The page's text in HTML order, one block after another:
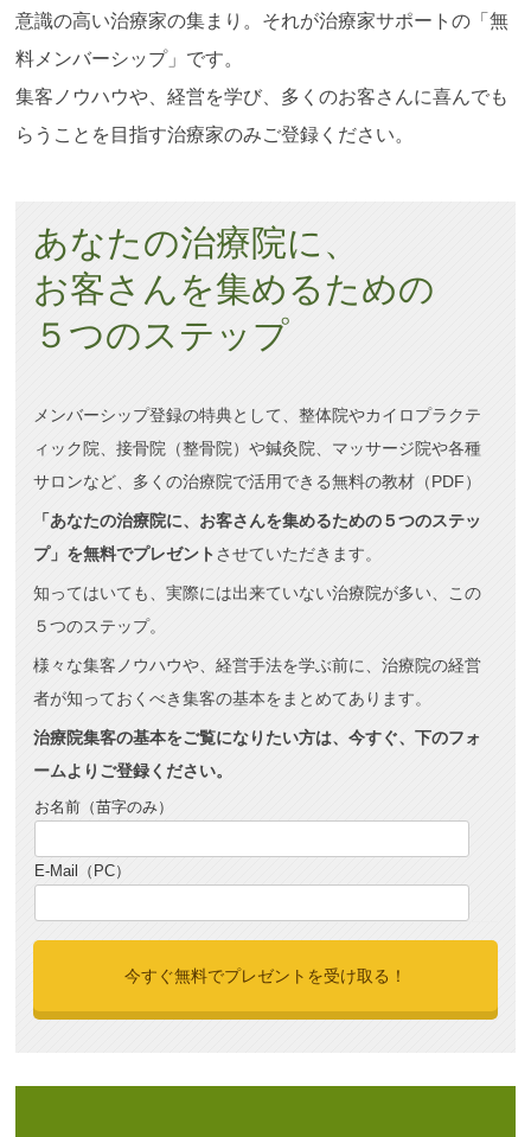
意識の高い治療家の集まり。それが治療家サポートの「無
料メンバーシップ」です。
集客ノウハウや、経営を学び、多くのお客さんに喜んでも
らうことを目指す治療家のみご登録ください。
あなたの治療院に、
お客さんを集めるための
５つのステップ
メンバーシップ登録の特典として、整体院やカイロプラクテ
ィック院、接骨院（整骨院）や鍼灸院、マッサージ院や各種
サロンなど、多くの治療院で活用できる無料の教材（PDF）
「あなたの治療院に、お客さんを集めるための５つのステッ
プ」を無料でプレゼント させていただきます。
知ってはいても、実際には出来ていない治療院が多い、この
５つのステップ。
様々な集客ノウハウや、経営手法を学ぶ前に、治療院の経営
者が知っておくべき集客の基本をまとめてあります。
治療院集客の基本をご覧になりたい方は、今すぐ、下のフォ
ームよりご登録ください。
お名前（苗字のみ）
E-Mail（PC）